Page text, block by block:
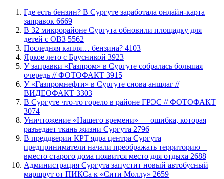
​Где есть бензин? В Сургуте заработала онлайн-карта
заправок 6669
В 32 микрорайоне Сургута обновили площадку для
детей с ОВЗ 5562
​Последняя капля… бензина? 4103
Яркое лето с Брусникой 3923
​У заправки «Газпром» в Сургуте собралась большая
очередь // ФОТОФАКТ 3915
У «Газпромнефти» в Сургуте снова аншлаг //
ВИДЕОФАКТ 3303
​В Сургуте что-то горело в районе ГРЭС // ФОТОФАКТ
3074
​Уничтожение «Нашего времени» — ошибка, которая
разъедает ткань жизни Сургута 2796
​В преддверии КРТ ядра центра Сургута
предприниматели начали преображать территорию −
вместо старого дома появится место для отдыха 2688
​Администрация Сургута запустит новый автобусный
маршрут от ПИКСа к «Сити Моллу» 2659